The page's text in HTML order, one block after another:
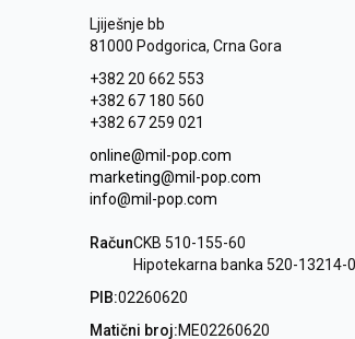
Ljiješnje bb
81000 Podgorica, Crna Gora
+382 20 662 553
+382 67 180 560
+382 67 259 021
online@mil-pop.com
marketing@mil-pop.com
info@mil-pop.com
RačunCKB 510-155-60
Hipotekarna banka 520-13214-
PIB:02260620
Matični broj:ME02260620